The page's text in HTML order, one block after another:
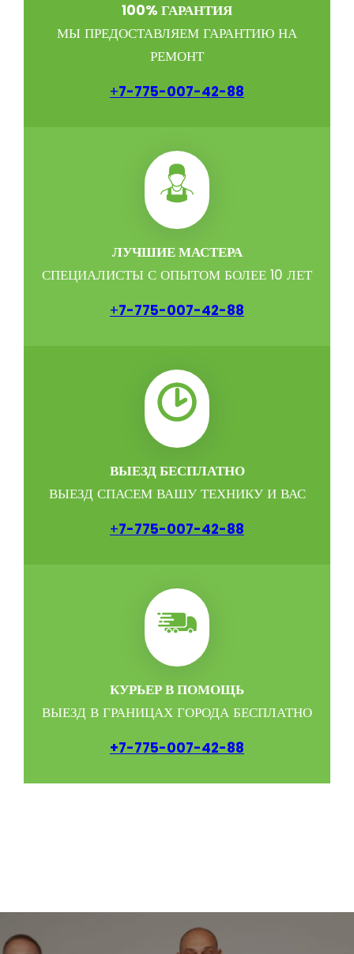
100% ГАРАНТИЯ
МЫ ПРЕДОСТАВЛЯЕМ ГАРАНТИЮ НА
РЕМОНТ
+7-775-007-42-88
ЛУЧШИЕ МАСТЕРА
СПЕЦИАЛИСТЫ С ОПЫТОМ БОЛЕЕ 10 ЛЕТ
+7-775-007-42-88
ВЫЕЗД БЕСПЛАТНО
ВЫЕЗД СПАСЕМ ВАШУ ТЕХНИКУ И ВАС
+7-775-007-42-88
КУРЬЕР В ПОМОЩЬ
ВЫЕЗД В ГРАНИЦАХ ГОРОДА БЕСПЛАТНО
+7-775-007-42-88